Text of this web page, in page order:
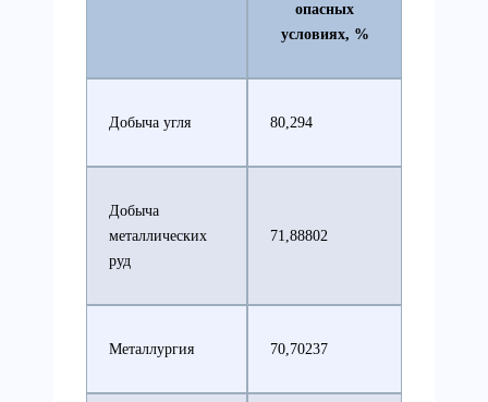
опасных
условиях, %
Добыча угля 80,294
Добыча
металлических
руд
71,88802
Металлургия 70,70237